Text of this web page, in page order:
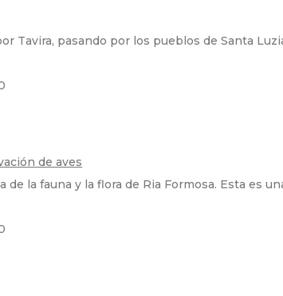
Tavira, pasando por los pueblos de Santa
de aves
la fauna y la flora de Ria Formosa. Esta es